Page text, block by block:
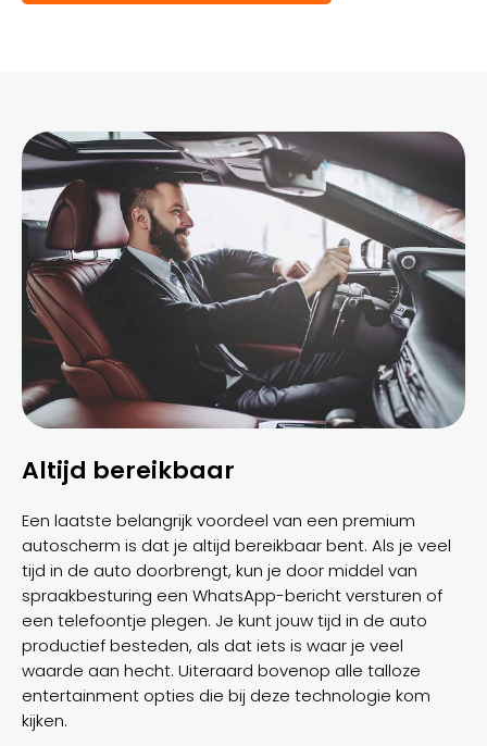
Altijd bereikbaar
Een laatste belangrijk voordeel van een premium
autoscherm is dat je altijd bereikbaar bent. Als je veel
tijd in de auto doorbrengt, kun je door middel van
spraakbesturing een WhatsApp-bericht versturen of
een telefoontje plegen. Je kunt jouw tijd in de auto
productief besteden, als dat iets is waar je veel
waarde aan hecht. Uiteraard bovenop alle talloze
entertainment opties die bij deze technologie kom
kijken.